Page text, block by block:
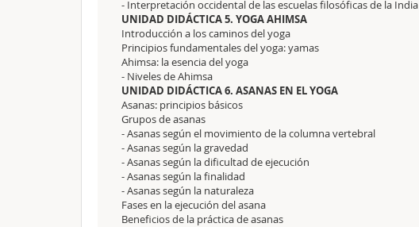
- Interpretación occidental de las escuelas filosóficas de la India
UNIDAD DIDÁCTICA 5. YOGA AHIMSA
Introducción a los caminos del yoga
Principios fundamentales del yoga: yamas
Ahimsa: la esencia del yoga
- Niveles de Ahimsa
UNIDAD DIDÁCTICA 6. ASANAS EN EL YOGA
Asanas: principios básicos
Grupos de asanas
- Asanas según el movimiento de la columna vertebral
- Asanas según la gravedad
- Asanas según la dificultad de ejecución
- Asanas según la finalidad
- Asanas según la naturaleza
Fases en la ejecución del asana
Beneficios de la práctica de asanas